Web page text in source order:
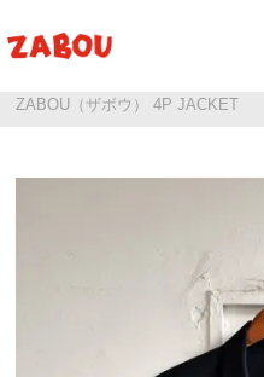
ZABOU（ザボウ） 4P JACKET